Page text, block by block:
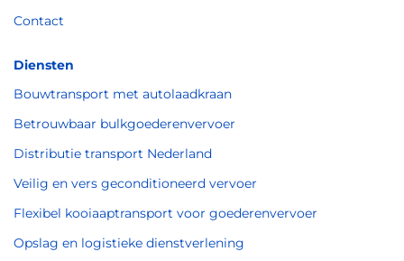
Contact
Diensten
Bouwtransport met autolaadkraan
Betrouwbaar bulkgoederenvervoer
Distributie transport Nederland
Veilig en vers geconditioneerd vervoer
Flexibel kooiaaptransport voor goederenvervoer
Opslag en logistieke dienstverlening